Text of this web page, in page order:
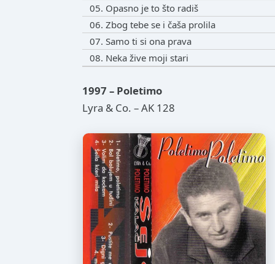
05. Opasno je to što radiš
06. Zbog tebe se i čaša prolila
07. Samo ti si ona prava
08. Neka žive moji stari
1997 – Poletimo
Lyra & Co. – AK 128